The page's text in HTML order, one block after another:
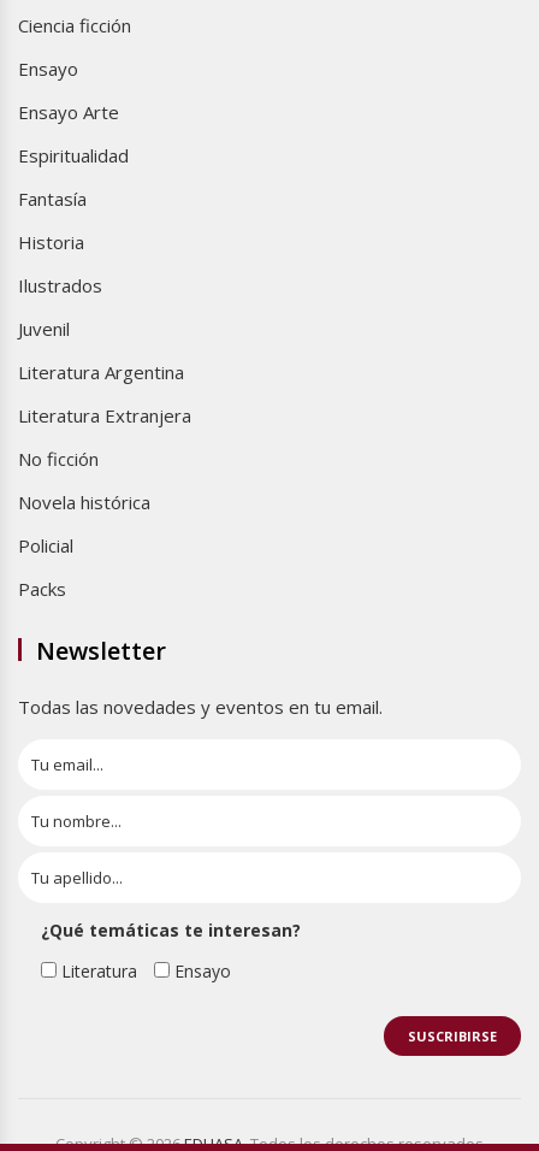
Ciencia ficción
Ensayo
Ensayo Arte
Espiritualidad
Fantasía
Historia
Ilustrados
Juvenil
Literatura Argentina
Literatura Extranjera
No ficción
Novela histórica
Policial
Packs
Newsletter
Todas las novedades y eventos en tu email.
¿Qué temáticas te interesan?
Literatura
Ensayo
Copyright © 2026EDHASA. Todos los derechos reservados